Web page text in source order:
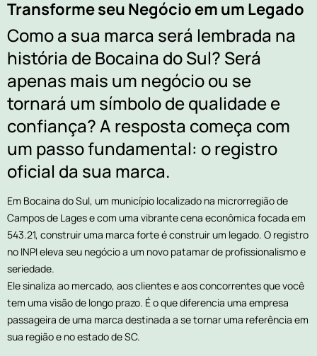
Transforme seu Negócio em um Legado
Como a sua marca será lembrada na
história de Bocaina do Sul? Será
apenas mais um negócio ou se
tornará um símbolo de qualidade e
confiança? A resposta começa com
um passo fundamental: o registro
oficial da sua marca.
Em Bocaina do Sul, um município localizado na microrregião de
Campos de Lages e com uma vibrante cena econômica focada em
543.21, construir uma marca forte é construir um legado. O registro
no INPI eleva seu negócio a um novo patamar de profissionalismo e
seriedade.
Ele sinaliza ao mercado, aos clientes e aos concorrentes que você
tem uma visão de longo prazo. É o que diferencia uma empresa
passageira de uma marca destinada a se tornar uma referência em
sua região e no estado de SC.